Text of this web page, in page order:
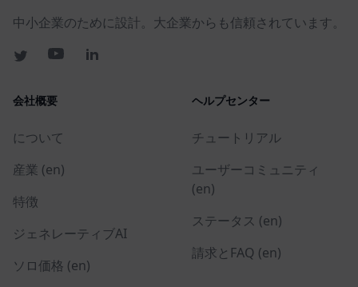
中小企業のために設計。大企業からも信頼されています。
会社概要
について
産業 (en)
特徴
ジェネレーティブAI
ソロ価格 (en)
ヘルプセンター
チュートリアル
ユーザーコミュニティ
(en)
ステータス (en)
請求とFAQ (en)